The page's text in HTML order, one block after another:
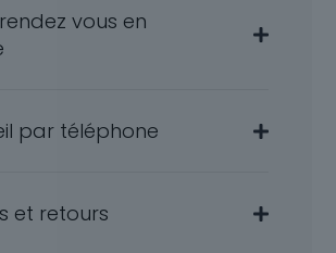
vous en
par téléphone
et retours